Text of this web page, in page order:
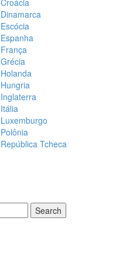
Croácia
Dinamarca
Escócia
Espanha
França
Grécia
Holanda
Hungria
Inglaterra
Itália
Luxemburgo
Polônia
República Tcheca